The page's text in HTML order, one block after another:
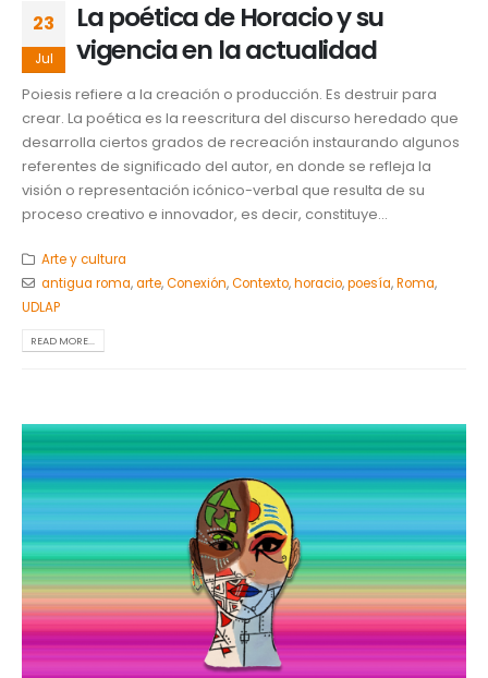
23
Jul
La poética de Horacio y su
vigencia en la actualidad
Poiesis refiere a la creación o producción. Es destruir para
crear. La poética es la reescritura del discurso heredado que
desarrolla ciertos grados de recreación instaurando algunos
referentes de significado del autor, en donde se refleja la
visión o representación icónico-verbal que resulta de su
proceso creativo e innovador, es decir, constituye...
Arte y cultura
antigua roma,arte,Conexión,Contexto,horacio,poesía,Roma,
UDLAP
READ MORE...